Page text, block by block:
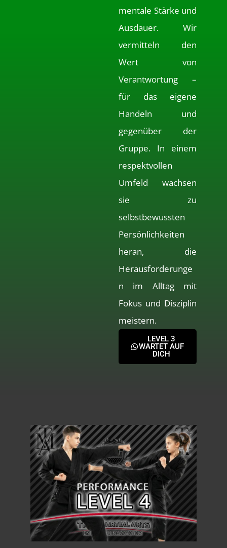
mentale Stärke und
Ausdauer. Wir
vermitteln den
Wert von
Verantwortung –
für das eigene
Handeln und
gegenüber der
Gruppe. In einem
respektvollen
Umfeld wachsen
sie zu
selbstbewussten
Persönlichkeiten
heran, die
Herausforderunge
n im Alltag mit
Fokus und Disziplin
meistern.
LEVEL 3
WARTET AUF
DICH